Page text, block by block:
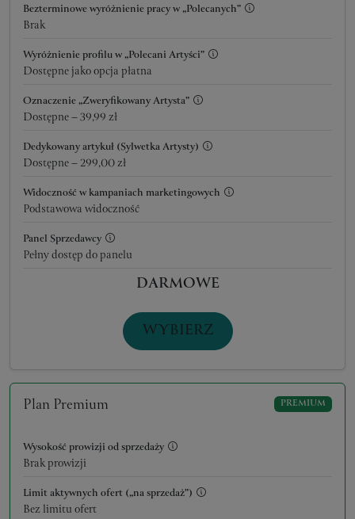
Bezterminowe wyróżnienie pracy w „Polecanych”
Brak
Wyróżnienie profilu w „Polecani Artyści”
Dostępne jako opcja płatna
Oznaczenie „Zweryfikowany Artysta”
Dostępne – 39,99 zł
Dedykowany artykuł (Sylwetka Artysty)
Dostępne – 299,00 zł
Widoczność w kampaniach marketingowych
Podstawowa widoczność
Panel Sprzedawcy
Pełny dostęp do panelu
DARMOWE
WYBIERZ
Plan Premium PREMIUM
Wysokość prowizji od sprzedaży
Brak prowizji
Limit aktywnych ofert („na sprzedaż”)
Bez limitu ofert